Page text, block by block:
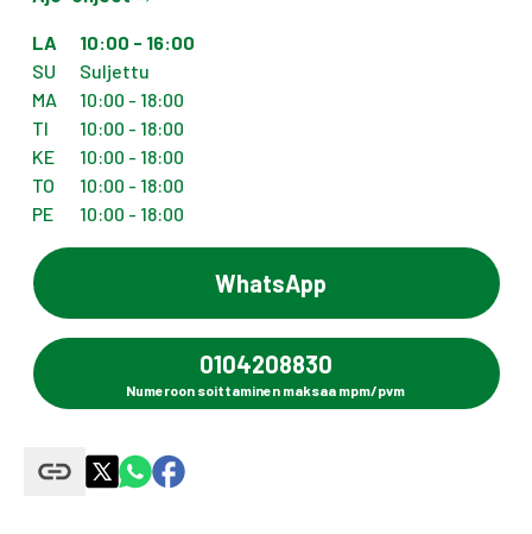
LA
10:00 - 16:00
SU
Suljettu
MA
10:00 - 18:00
TI
10:00 - 18:00
KE
10:00 - 18:00
TO
10:00 - 18:00
PE
10:00 - 18:00
WhatsApp
0104208830
Numeroon soittaminen maksaa mpm/pvm